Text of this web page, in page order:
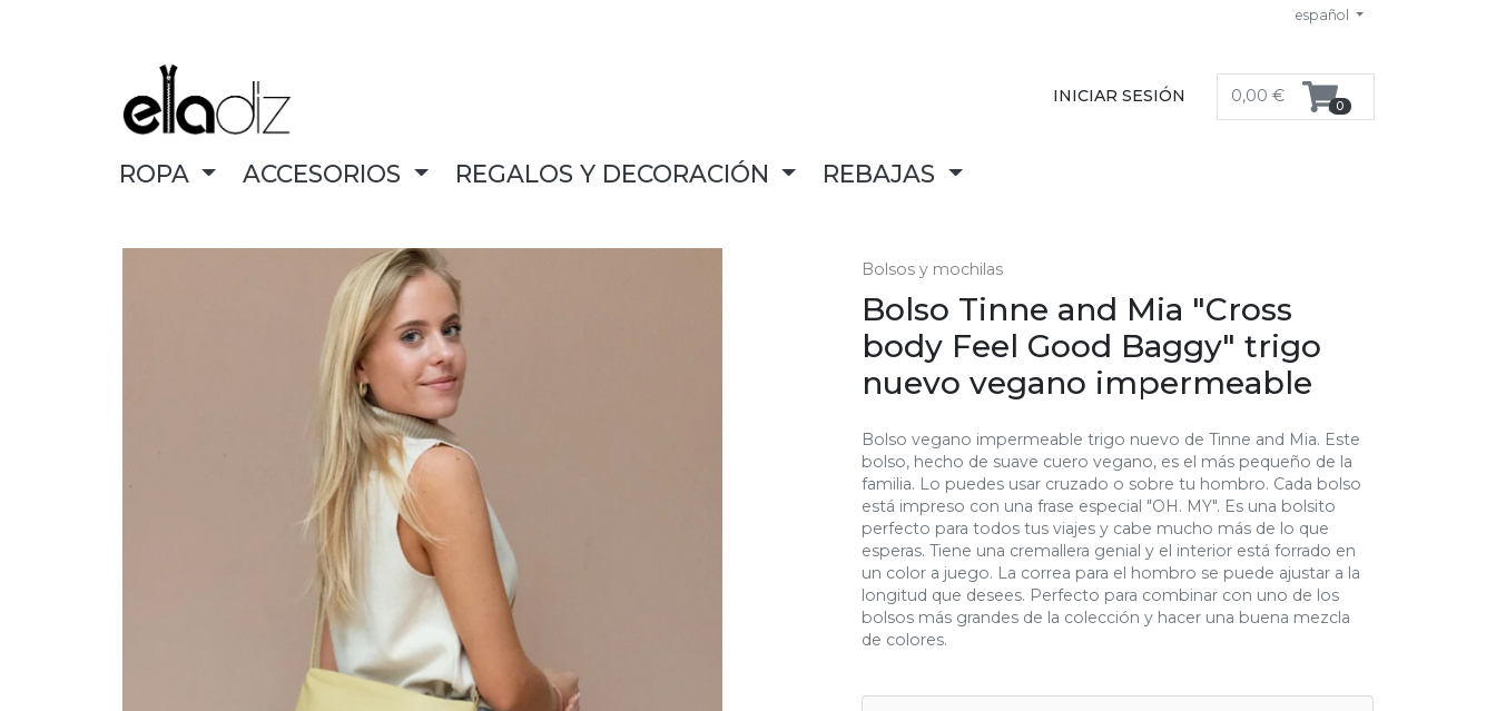
español
INICIAR SESIÓN 0,00 € 0
ROPA ACCESORIOS REGALOS Y DECORACIÓN REBAJAS
Bolsos y mochilas
Bolso Tinne and Mia "Cross
body Feel Good Baggy" trigo
nuevo vegano impermeable
Bolso vegano impermeable trigo nuevo de Tinne and Mia. Este
bolso, hecho de suave cuero vegano, es el más pequeño de la
familia. Lo puedes usar cruzado o sobre tu hombro. Cada bolso
está impreso con una frase especial "OH. MY". Es una bolsito
perfecto para todos tus viajes y cabe mucho más de lo que
esperas. Tiene una cremallera genial y el interior está forrado en
un color a juego. La correa para el hombro se puede ajustar a la
longitud que desees. Perfecto para combinar con uno de los
bolsos más grandes de la colección y hacer una buena mezcla
de colores.